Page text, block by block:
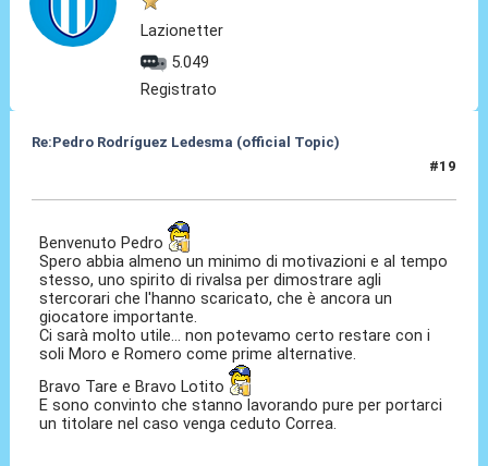
Lazionetter
5.049
Registrato
Re:Pedro Rodríguez Ledesma (official Topic)
#19
Benvenuto Pedro
Spero abbia almeno un minimo di motivazioni e al tempo
stesso, uno spirito di rivalsa per dimostrare agli
stercorari che l'hanno scaricato, che è ancora un
giocatore importante.
Ci sarà molto utile... non potevamo certo restare con i
soli Moro e Romero come prime alternative.
Bravo Tare e Bravo Lotito
E sono convinto che stanno lavorando pure per portarci
un titolare nel caso venga ceduto Correa.